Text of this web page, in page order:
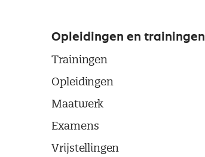
Opleidingen en trainingen
Trainingen
Opleidingen
Maatwerk
Examens
Vrijstellingen